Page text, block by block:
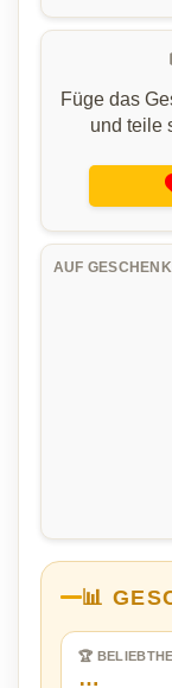
Füge das
und teile
AUF
📊
🏆
…